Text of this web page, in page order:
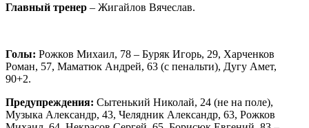
Главный тренер – Жигайлов Вячеслав.
Голы: Рожков Михаил, 78 – Буряк Игорь, 29, Харченков
Роман, 57, Маматюк Андрей, 63 (с пенальти), Дугу Амет,
90+2.
Предупреждения: Сытенький Николай, 24 (не на поле),
Музыка Александр, 43, Челядник Александр, 63, Рожков